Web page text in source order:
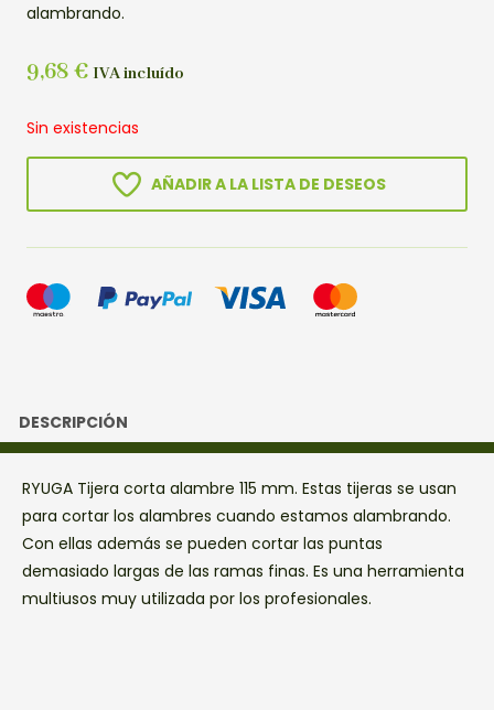
alambrando.
9,68 € IVA incluído
Sin existencias
AÑADIR A LA LISTA DE DESEOS
DESCRIPCIÓN
RYUGA Tijera corta alambre 115 mm. Estas tijeras se usan
para cortar los alambres cuando estamos alambrando.
Con ellas además se pueden cortar las puntas
demasiado largas de las ramas finas. Es una herramienta
multiusos muy utilizada por los profesionales.